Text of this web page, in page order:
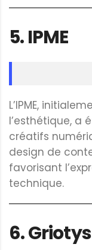
5.IPME
L’IPME,
l’esthétique, a
créatifs
design de
favorisant
technique.
6.